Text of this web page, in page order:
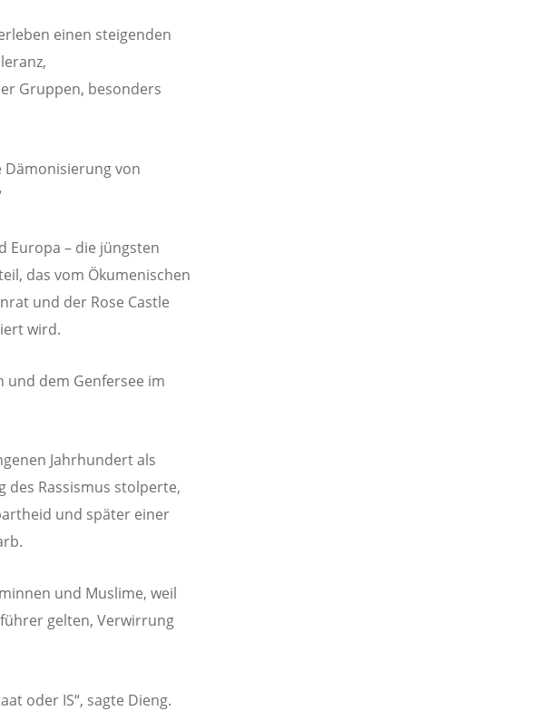
einen steigenden
Gruppen, besonders
Dämonisierung von
Europa – die jüngsten
das vom Ökumenischen
und der Rose Castle
wird.
und dem Genfersee im
Jahrhundert als
des Rassismus stolperte,
und später einer
und Muslime, weil
gelten, Verwirrung
oder IS“, sagte Dieng.